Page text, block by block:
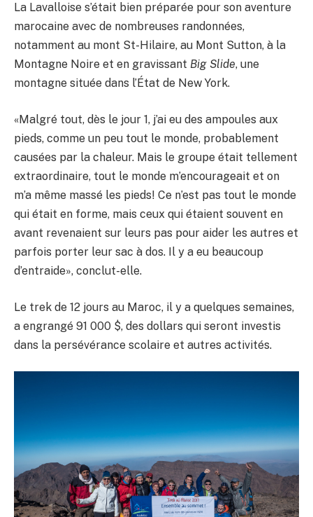
La Lavalloise s’était bien préparée pour son aventure
marocaine avec de nombreuses randonnées,
notamment au mont St-Hilaire, au Mont Sutton, à la
Montagne Noire et en gravissant Big Slide, une
montagne située dans l’État de New York.
«Malgré tout, dès le jour 1, j’ai eu des ampoules aux
pieds, comme un peu tout le monde, probablement
causées par la chaleur. Mais le groupe était tellement
extraordinaire, tout le monde m’encourageait et on
m’a même massé les pieds! Ce n’est pas tout le monde
qui était en forme, mais ceux qui étaient souvent en
avant revenaient sur leurs pas pour aider les autres et
parfois porter leur sac à dos. Il y a eu beaucoup
d’entraide», conclut-elle.
Le trek de 12 jours au Maroc, il y a quelques semaines,
a engrangé 91 000 $, des dollars qui seront investis
dans la persévérance scolaire et autres activités.